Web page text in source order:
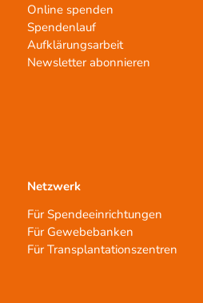
Online spenden
Spendenlauf
Aufklärungsarbeit
Newsletter abonnieren
Netzwerk
Für Spendeeinrichtungen
Für Gewebebanken
Für Transplantationszentren